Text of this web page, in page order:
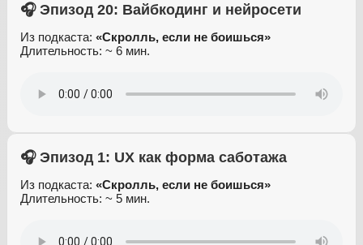
🎧 Эпизод 20: Вайбкодинг и нейросети
Из подкаста: «Скролль, если не боишься»
Длительность: ~ 6 мин.
🎧 Эпизод 1: UX как форма саботажа
Из подкаста: «Скролль, если не боишься»
Длительность: ~ 5 мин.